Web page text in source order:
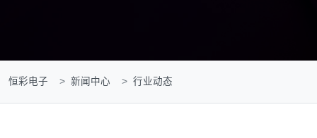
恒彩电子 新闻中心 行业动态